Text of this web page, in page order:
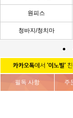
원피스
청바지/청치마
필독 사항 주